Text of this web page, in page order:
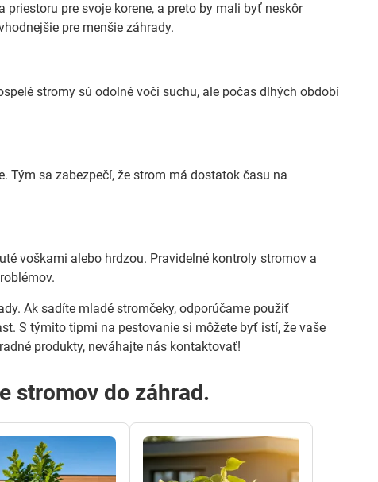
pre svoje korene, a preto by mali byť neskôr
pre menšie záhrady.
stromy sú odolné voči suchu, ale počas dlhých období
Tým sa zabezpečí, že strom má dostatok času na
voškami alebo hrdzou. Pravidelné kontroly stromov a
Ak sadíte mladé stromčeky, odporúčame použiť
S týmito tipmi na pestovanie si môžete byť istí, že vaše
produkty, neváhajte nás kontaktovať!
stromov do záhrad.